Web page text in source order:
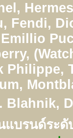
Fendi,
Philippe,
Blahnik,
บรนด์ระ